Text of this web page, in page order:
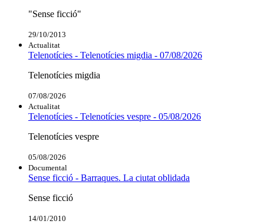
"Sense ficció"
29/10/2013
Actualitat
Telenotícies - Telenotícies migdia - 07/08/2026
Telenotícies migdia
07/08/2026
Actualitat
Telenotícies - Telenotícies vespre - 05/08/2026
Telenotícies vespre
05/08/2026
Documental
Sense ficció - Barraques. La ciutat oblidada
Sense ficció
14/01/2010